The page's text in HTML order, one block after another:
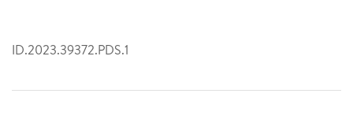
ID.2023.39372.PDS.1